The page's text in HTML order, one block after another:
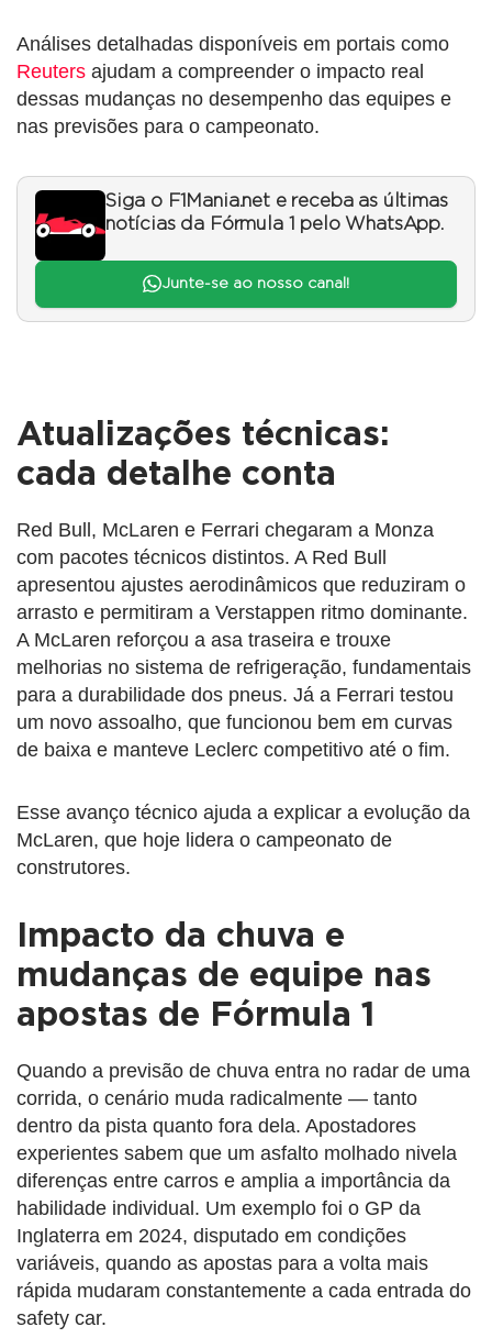
Análises detalhadas disponíveis em portais como
Reuters ajudam a compreender o impacto real
dessas mudanças no desempenho das equipes e
nas previsões para o campeonato.
Siga o F1Mania.net e receba as últimas
notícias da Fórmula 1 pelo WhatsApp.
Junte-se ao nosso canal!
Atualizações técnicas:
cada detalhe conta
Red Bull, McLaren e Ferrari chegaram a Monza
com pacotes técnicos distintos. A Red Bull
apresentou ajustes aerodinâmicos que reduziram o
arrasto e permitiram a Verstappen ritmo dominante.
A McLaren reforçou a asa traseira e trouxe
melhorias no sistema de refrigeração, fundamentais
para a durabilidade dos pneus. Já a Ferrari testou
um novo assoalho, que funcionou bem em curvas
de baixa e manteve Leclerc competitivo até o fim.
Esse avanço técnico ajuda a explicar a evolução da
McLaren, que hoje lidera o campeonato de
construtores.
Impacto da chuva e
mudanças de equipe nas
apostas de Fórmula 1
Quando a previsão de chuva entra no radar de uma
corrida, o cenário muda radicalmente — tanto
dentro da pista quanto fora dela. Apostadores
experientes sabem que um asfalto molhado nivela
diferenças entre carros e amplia a importância da
habilidade individual. Um exemplo foi o GP da
Inglaterra em 2024, disputado em condições
variáveis, quando as apostas para a volta mais
rápida mudaram constantemente a cada entrada do
safety car.